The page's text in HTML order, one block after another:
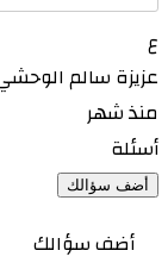
ع
عزيزة سالم
منذ شهر
أسئلة
أضف سؤالك
أضف سؤالك